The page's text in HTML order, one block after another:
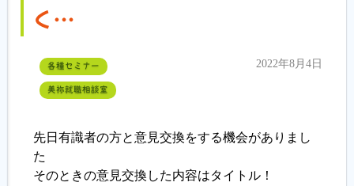
く…
各種セミナー
美祢就職相談室
2022年8月4日
先日有識者の方と意見交換をする機会がありまし
た
そのときの意見交換した内容はタイトル！